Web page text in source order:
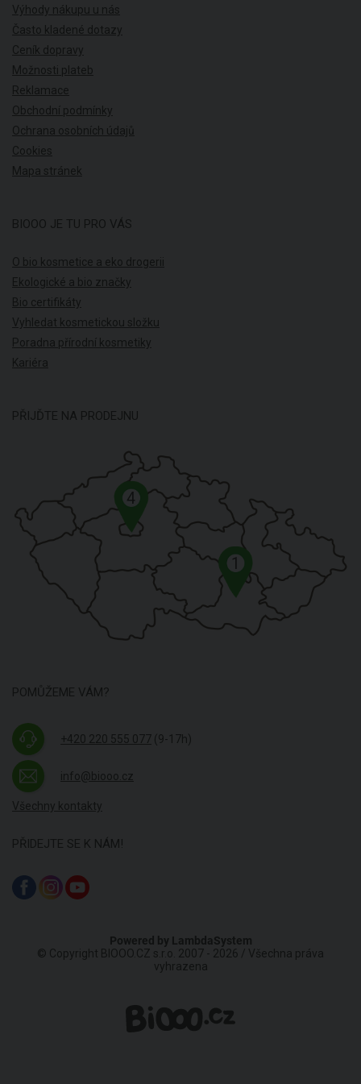
Výhody nákupu u nás
Často kladené dotazy
Ceník dopravy
Možnosti plateb
Reklamace
Obchodní podmínky
Ochrana osobních údajů
Cookies
Mapa stránek
BIOOO JE TU PRO VÁS
O bio kosmetice a eko drogerii
Ekologické a bio značky
Bio certifikáty
Vyhledat kosmetickou složku
Poradna přírodní kosmetiky
Kariéra
PŘIJĎTE NA PRODEJNU
1
4
POMŮŽEME VÁM?
+420 220 555 077 (9-17h)
info@biooo.cz
Všechny kontakty
PŘIDEJTE SE K NÁM!
Powered by LambdaSystem
© Copyright BIOOO.CZ s.r.o. 2007 - 2026 / Všechna práva
vyhrazena